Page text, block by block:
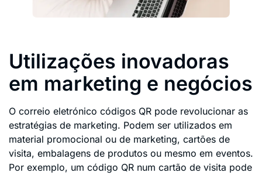
Utilizações inovadoras
em marketing e negócios
O correio eletrónico códigos QR pode revolucionar as
estratégias de marketing. Podem ser utilizados em
material promocional ou de marketing, cartões de
visita, embalagens de produtos ou mesmo em eventos.
Por exemplo, um código QR num cartão de visita pode